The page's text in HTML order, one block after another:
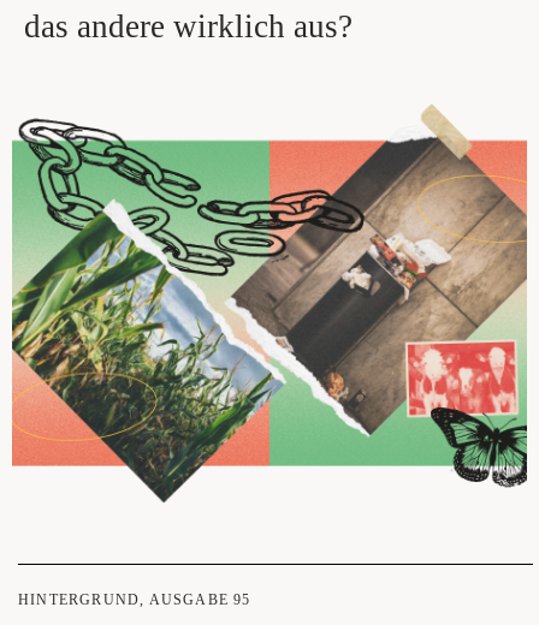
das andere wirklich aus?
HINTERGRUND AUSGABE 95